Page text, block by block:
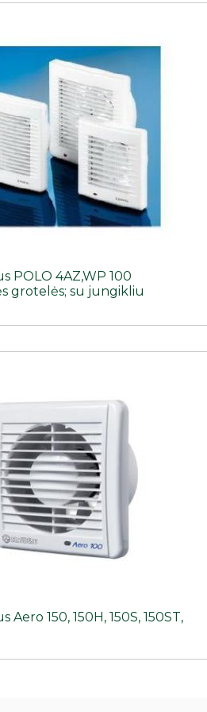
POLO 4AZ,WP 100
grotelės; su jungikliu
Aero 150, 150H, 150S, 150ST,